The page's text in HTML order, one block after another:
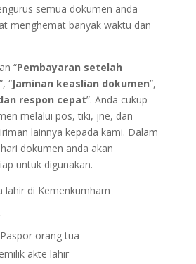
semua dokumen anda
menghemat banyak waktu dan
“Pembayaran setelah
”, “Jaminan keaslian dokumen”,
respon cepat”. Anda cukup
melalui pos, tiki, jne, dan
lainnya kepada kami. Dalam
dokumen anda akan
untuk digunakan.
lahir di Kemenkumham
orang tua
akte lahir